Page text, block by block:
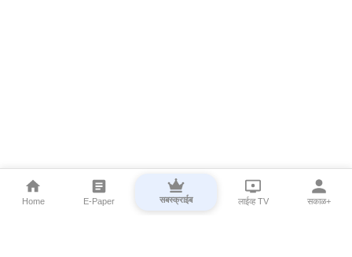
Home E-Paper सबस्क्राईब लाईव्ह TV सकाळ+